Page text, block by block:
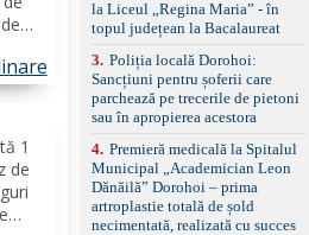
1
de
împreună cu un set de
anvelope de iarnă.
la Liceul „Regina Maria” - în
topul județean la Bacalaureat
3. Poliția locală Dorohoi:
Sancțiuni pentru șoferii care
parchează pe trecerile de pietoni
sau în apropierea acestora
4. Premieră medicală la Spitalul
Municipal „Academician Leon
Dănăilă” Dorohoi – prima
artroplastie totală de șold
necimentată, realizată cu succes